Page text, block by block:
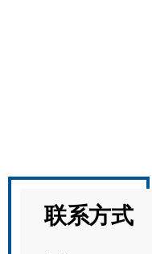
联系方式